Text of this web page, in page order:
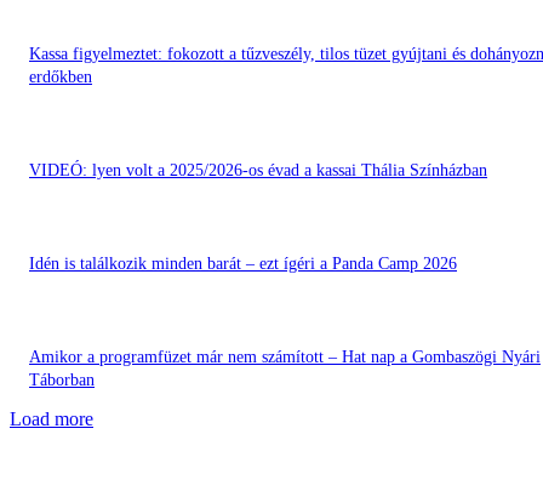
Kassa figyelmeztet: fokozott a tűzveszély, tilos tüzet gyújtani és
erdőkben
VIDEÓ: lyen volt a 2025/2026-os évad a kassai Thália Színházban
Idén is találkozik minden barát – ezt ígéri a Panda Camp 2026
Amikor a programfüzet már nem számított – Hat nap a Gombaszögi Nyári
Táborban
Load more